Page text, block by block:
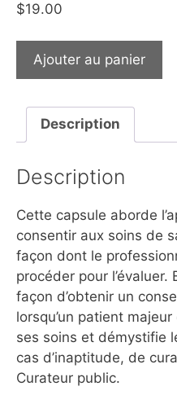
$19.00
Ajouter au panier
Description
Description
Cette capsule aborde
consentir aux soins de
façon dont le
procéder pour
façon d’obtenir un
lorsqu’un patient
ses soins et démystifie
cas d’inaptitude, de
Curateur public.